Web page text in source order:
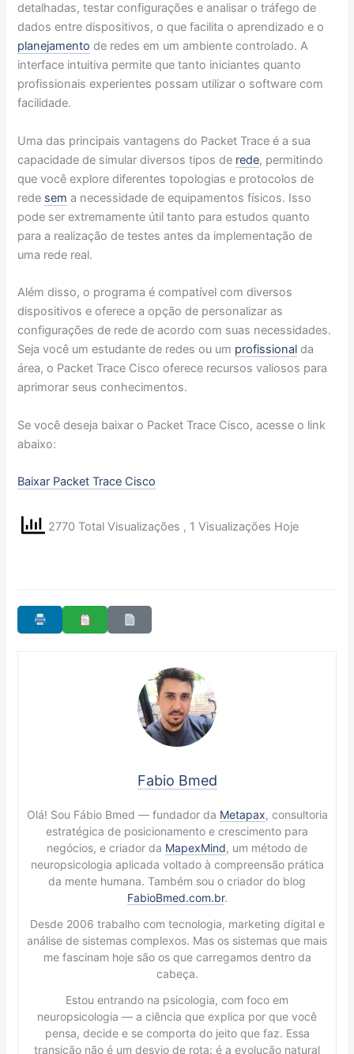
detalhadas, testar configurações e analisar o tráfego de
dados entre dispositivos, o que facilita o aprendizado e o
planejamento de redes em um ambiente controlado. A
interface intuitiva permite que tanto iniciantes quanto
profissionais experientes possam utilizar o software com
facilidade.
Uma das principais vantagens do Packet Trace é a sua
capacidade de simular diversos tipos de rede, permitindo
que você explore diferentes topologias e protocolos de
rede sem a necessidade de equipamentos físicos. Isso
pode ser extremamente útil tanto para estudos quanto
para a realização de testes antes da implementação de
uma rede real.
Além disso, o programa é compatível com diversos
dispositivos e oferece a opção de personalizar as
configurações de rede de acordo com suas necessidades.
Seja você um estudante de redes ou um profissional da
área, o Packet Trace Cisco oferece recursos valiosos para
aprimorar seus conhecimentos.
Se você deseja baixar o Packet Trace Cisco, acesse o link
abaixo:
Baixar Packet Trace Cisco
2770 Total Visualizações , 1 Visualizações Hoje
Fabio Bmed
Olá! Sou Fábio Bmed — fundador da Metapax, consultoria
estratégica de posicionamento e crescimento para
negócios, e criador da MapexMind, um método de
neuropsicologia aplicada voltado à compreensão prática
da mente humana. Também sou o criador do blog
FabioBmed.com.br.
Desde 2006 trabalho com tecnologia, marketing digital e
análise de sistemas complexos. Mas os sistemas que mais
me fascinam hoje são os que carregamos dentro da
cabeça.
Estou entrando na psicologia, com foco em
neuropsicologia — a ciência que explica por que você
pensa, decide e se comporta do jeito que faz. Essa
transição não é um desvio de rota: é a evolução natural